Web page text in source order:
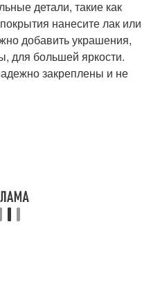
детали, такие как
нанесите лак или
добавить украшения,
для большей яркости.
закреплены и не